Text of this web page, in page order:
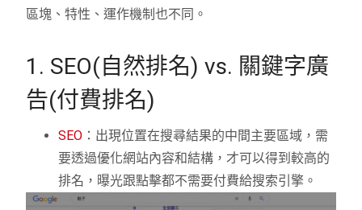
區塊、特性、運作機制也不同。
1. SEO(自然排名) vs. 關鍵字廣
告(付費排名)
SEO ：出現位置在搜尋結果的中間主要區域，需
要透過優化網站內容和結構，才可以得到較高的
排名，曝光跟點擊都不需要付費給搜索引擎。